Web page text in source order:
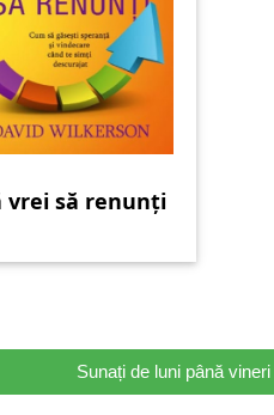
vrei să renunți
Sunați de luni până